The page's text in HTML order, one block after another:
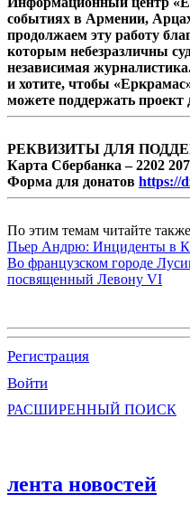
событиях в Армении,
продолжаем эту работу
которым небезразличны
независимая
и хотите, чтобы
можете поддержать
РЕКВИЗИТЫ ДЛЯ
Карта Сбербанка – 2202
Форма для донатов https://
По этим темам читайте также
Пьер Андрю: Инциденты в
Во французском городе
посвященный Левону VI
Регистрация
Войти
РАСШИРЕННЫЙ ПОИСК
лента новостей